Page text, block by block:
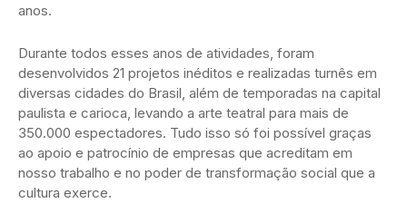
anos.
Durante todos esses anos de atividades, foram
desenvolvidos 21 projetos inéditos e realizadas turnês em
diversas cidades do Brasil, além de temporadas na capital
paulista e carioca, levando a arte teatral para mais de
350.000 espectadores. Tudo isso só foi possível graças
ao apoio e patrocínio de empresas que acreditam em
nosso trabalho e no poder de transformação social que a
cultura exerce.